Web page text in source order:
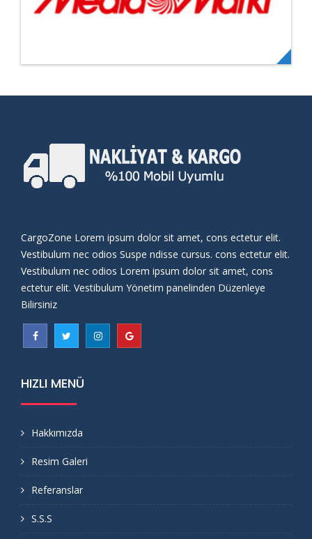
CargoZone Lorem ipsum dolor sit amet, cons ectetur elit.
Vestibulum nec odios Suspe ndisse cursus. cons ectetur elit.
Vestibulum nec odios Lorem ipsum dolor sit amet, cons
ectetur elit. Vestibulum Yönetim panelinden Düzenleye
Bilirsiniz
HIZLI MENÜ
Hakkımızda
Resim Galeri
Referanslar
S.S.S